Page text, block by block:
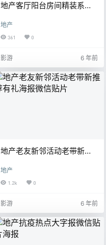
地产客厅阳台房间精装系列
地产
361 0
影游 6 年前
地产老友新邻活动老带新推
地产
1.2k 0
影游 6 年前